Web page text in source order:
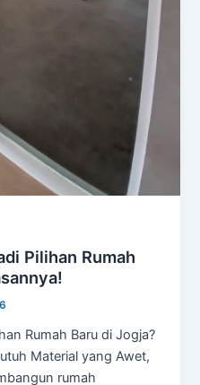
Pilihan Rumah
Rumah Baru di Jogja?
Material yang Awet,
rumah